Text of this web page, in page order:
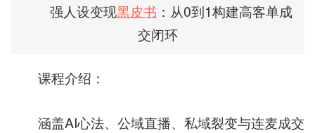
强人设变现黑皮书 ：从0到1构建高客单成
交闭环
课程介绍：
涵盖AI心法、公域直播、私域裂变与连麦成交